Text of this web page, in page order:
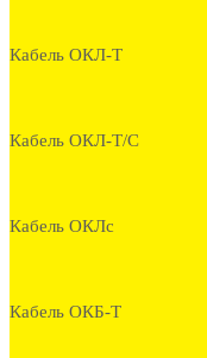
Кабель ОКЛ-Т
Кабель ОКЛ-Т/С
Кабель ОКЛс
Кабель ОКБ-Т